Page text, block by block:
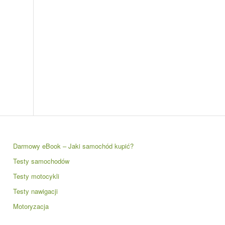
Darmowy eBook – Jaki samochód kupić?
Testy samochodów
Testy motocykli
Testy nawigacji
Motoryzacja